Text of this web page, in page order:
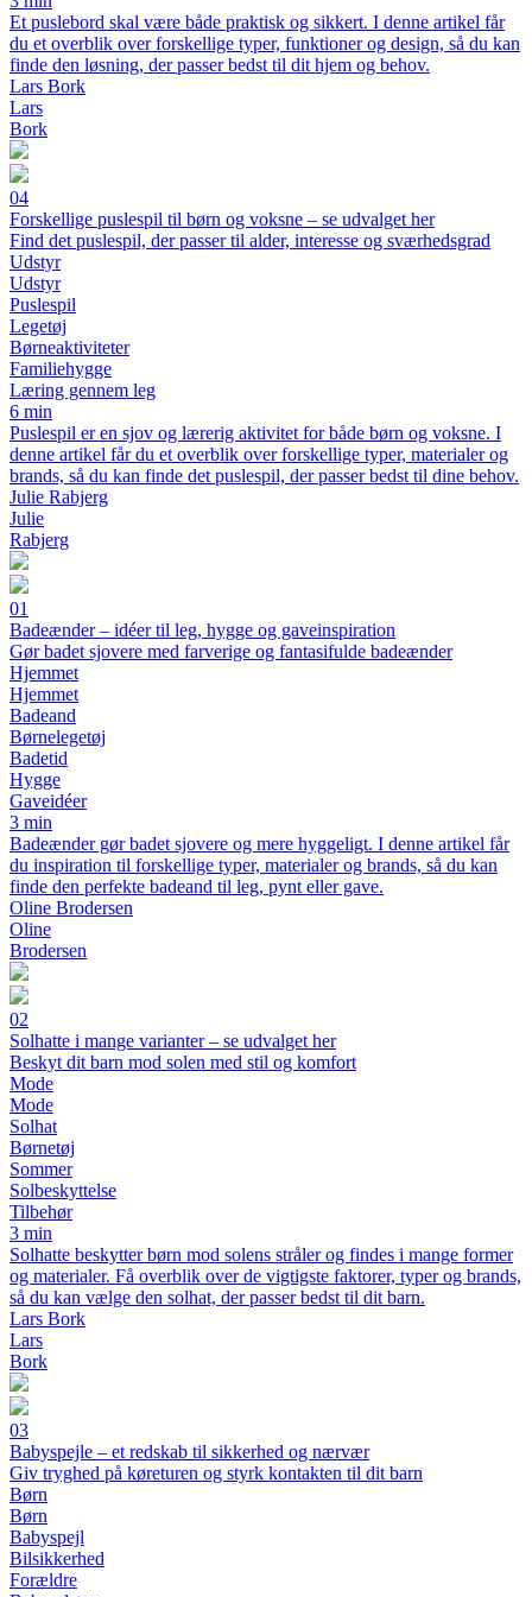
Et puslebord skal være både praktisk og sikkert. I denne artikel får
du et overblik over forskellige typer, funktioner og design, så du kan
finde den løsning, der passer bedst til dit hjem og behov.
Lars Bork
Lars
Bork
04
Forskellige puslespil til børn og voksne – se udvalget her
Find det puslespil, der passer til alder, interesse og sværhedsgrad
Udstyr
Udstyr
Puslespil
Legetøj
Børneaktiviteter
Familiehygge
Læring gennem leg
6 min
Puslespil er en sjov og lærerig aktivitet for både børn og voksne. I
denne artikel får du et overblik over forskellige typer, materialer og
brands, så du kan finde det puslespil, der passer bedst til dine behov.
Julie Rabjerg
Julie
Rabjerg
01
Badeænder – idéer til leg, hygge og gaveinspiration
Gør badet sjovere med farverige og fantasifulde badeænder
Hjemmet
Hjemmet
Badeand
Børnelegetøj
Badetid
Hygge
Gaveidéer
3 min
Badeænder gør badet sjovere og mere hyggeligt. I denne artikel får
du inspiration til forskellige typer, materialer og brands, så du kan
finde den perfekte badeand til leg, pynt eller gave.
Oline Brodersen
Oline
Brodersen
02
Solhatte i mange varianter – se udvalget her
Beskyt dit barn mod solen med stil og komfort
Mode
Mode
Solhat
Børnetøj
Sommer
Solbeskyttelse
Tilbehør
3 min
Solhatte beskytter børn mod solens stråler og findes i mange former
og materialer. Få overblik over de vigtigste faktorer, typer og brands,
så du kan vælge den solhat, der passer bedst til dit barn.
Lars Bork
Lars
Bork
03
Babyspejle – et redskab til sikkerhed og nærvær
Giv tryghed på køreturen og styrk kontakten til dit barn
Børn
Børn
Babyspejl
Bilsikkerhed
Forældre